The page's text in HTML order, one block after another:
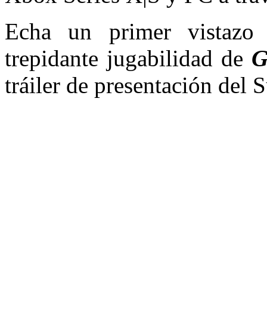
Echa un primer
trepidante jugabilidad de
tráiler de presentación del